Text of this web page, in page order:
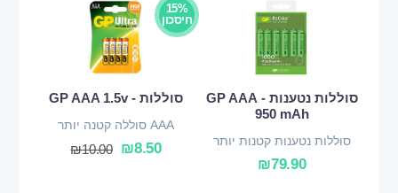
סוללות נטענות - GP AAA
950 mAh
סוללות נטענות קטנות יותר
₪79.90
15%
חיסכון
סוללות - GP AAA 1.5v
AAA סוללה קטנה יותר
₪8.50
₪10.00